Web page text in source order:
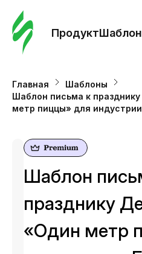
Продукт
Главная
Шаблоны
Шаблон письма к
метр пиццы» для
Шаблон
празднику
«Один метр